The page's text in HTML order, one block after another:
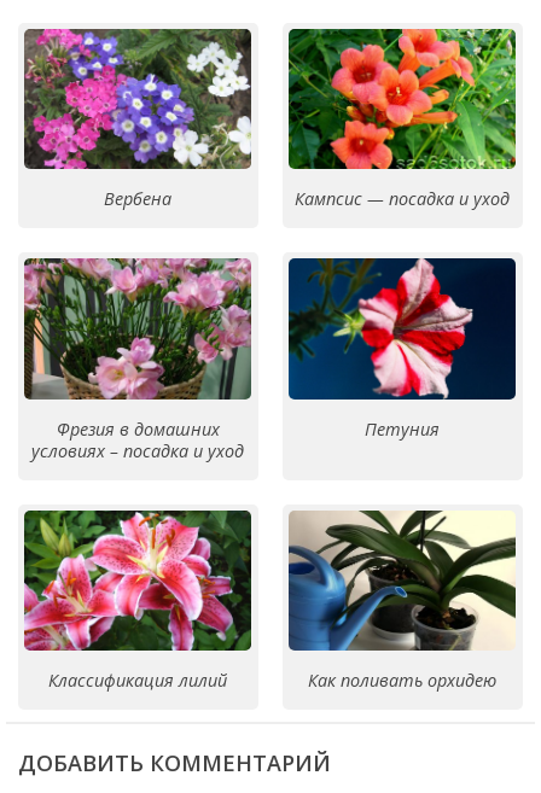
Вербена Кампсис — посадка и уход
Фрезия в домашних
условиях – посадка и уход
Петуния
Классификация лилий Как поливать орхидею
ДОБАВИТЬ КОММЕНТАРИЙ